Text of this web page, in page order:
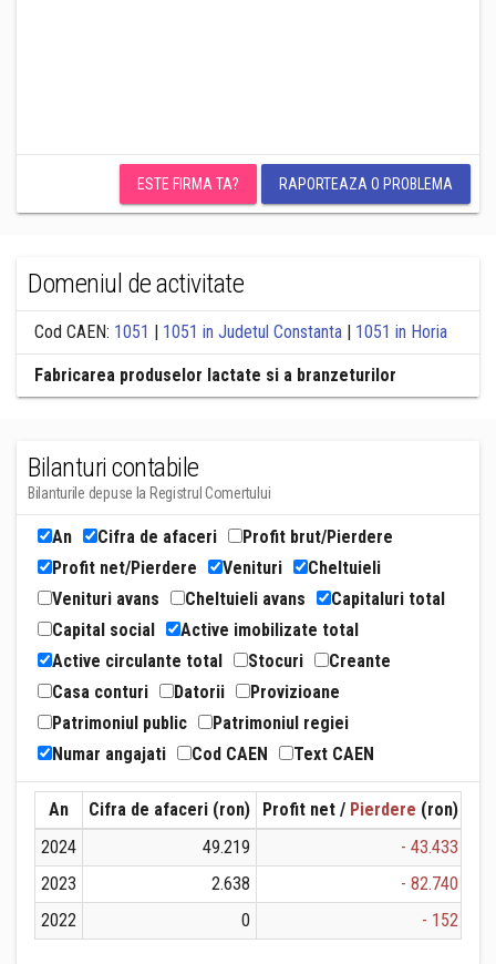
ESTE FIRMA TA? RAPORTEAZA O PROBLEMA
Domeniul de activitate
Cod CAEN: 1051 | 1051 in Judetul Constanta | 1051 in Horia
Fabricarea produselor lactate si a branzeturilor
Bilanturi contabile
Bilanturile depuse la Registrul Comertului
An Cifra de afaceri
Profit brut/Pierdere
Profit net/Pierdere
Venituri
Cheltuieli
Venituri avans
Cheltuieli avans
Capitaluri total
Capital social
Active imobilizate total
Active circulante total
Stocuri
Creante
Casa conturi
Datorii
Provizioane
Patrimoniul public
Patrimoniul regiei
Numar angajati
Cod CAEN Text CAEN
An Cifra de afaceri (ron) Profit net / Pierdere (ron)
2024
49.219
- 43.433
2023
2.638
- 82.740
2022
0 - 152